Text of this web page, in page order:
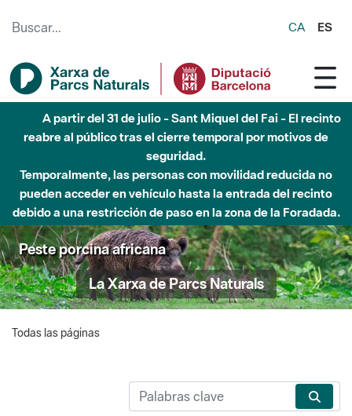
CA ES
A partir del 31 de julio - Sant Miquel del Fai - El recinto
reabre al público tras el cierre temporal por motivos de
seguridad.
Temporalmente, las personas con movilidad reducida no
pueden acceder en vehículo hasta la entrada del recinto
debido a una restricción de paso en la zona de la Foradada.
Peste porcina africana
La Xarxa de Parcs Naturals
Todas las páginas